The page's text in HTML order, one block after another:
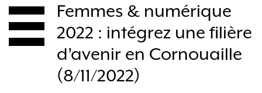
Femmes & numérique
2022 : intégrez une filière
d’avenir en Cornouaille
(8/11/2022)